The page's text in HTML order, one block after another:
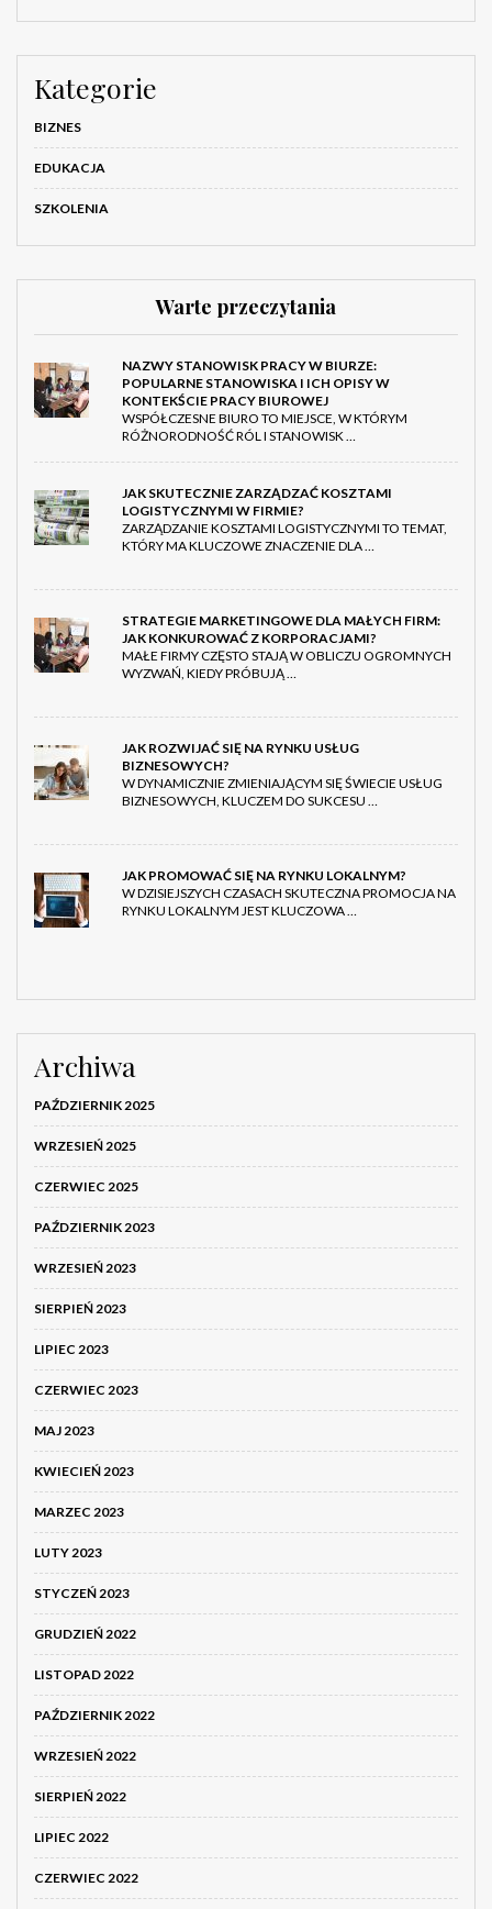
Kategorie
BIZNES
EDUKACJA
SZKOLENIA
Warte przeczytania
NAZWY STANOWISK PRACY W BIURZE:
POPULARNE STANOWISKA I ICH OPISY W
KONTEKŚCIE PRACY BIUROWEJ
WSPÓŁCZESNE BIURO TO MIEJSCE, W KTÓRYM
RÓŻNORODNOŚĆ RÓL I STANOWISK …
JAK SKUTECZNIE ZARZĄDZAĆ KOSZTAMI
LOGISTYCZNYMI W FIRMIE?
ZARZĄDZANIE KOSZTAMI LOGISTYCZNYMI TO TEMAT,
KTÓRY MA KLUCZOWE ZNACZENIE DLA …
STRATEGIE MARKETINGOWE DLA MAŁYCH FIRM:
JAK KONKUROWAĆ Z KORPORACJAMI?
MAŁE FIRMY CZĘSTO STAJĄ W OBLICZU OGROMNYCH
WYZWAŃ, KIEDY PRÓBUJĄ …
JAK ROZWIJAĆ SIĘ NA RYNKU USŁUG
BIZNESOWYCH?
W DYNAMICZNIE ZMIENIAJĄCYM SIĘ ŚWIECIE USŁUG
BIZNESOWYCH, KLUCZEM DO SUKCESU …
JAK PROMOWAĆ SIĘ NA RYNKU LOKALNYM?
W DZISIEJSZYCH CZASACH SKUTECZNA PROMOCJA NA
RYNKU LOKALNYM JEST KLUCZOWA …
Archiwa
PAŹDZIERNIK 2025
WRZESIEŃ 2025
CZERWIEC 2025
PAŹDZIERNIK 2023
WRZESIEŃ 2023
SIERPIEŃ 2023
LIPIEC 2023
CZERWIEC 2023
MAJ 2023
KWIECIEŃ 2023
MARZEC 2023
LUTY 2023
STYCZEŃ 2023
GRUDZIEŃ 2022
LISTOPAD 2022
PAŹDZIERNIK 2022
WRZESIEŃ 2022
SIERPIEŃ 2022
LIPIEC 2022
CZERWIEC 2022